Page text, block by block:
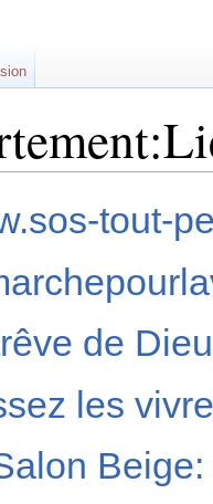
tout-
de Dieu
les